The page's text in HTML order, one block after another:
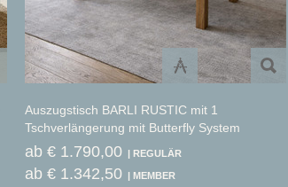
Auszugstisch BARLI RUSTIC mit 1
Tschverlängerung mit Butterfly System
ab € 1.790,00
ab € 1.342,50